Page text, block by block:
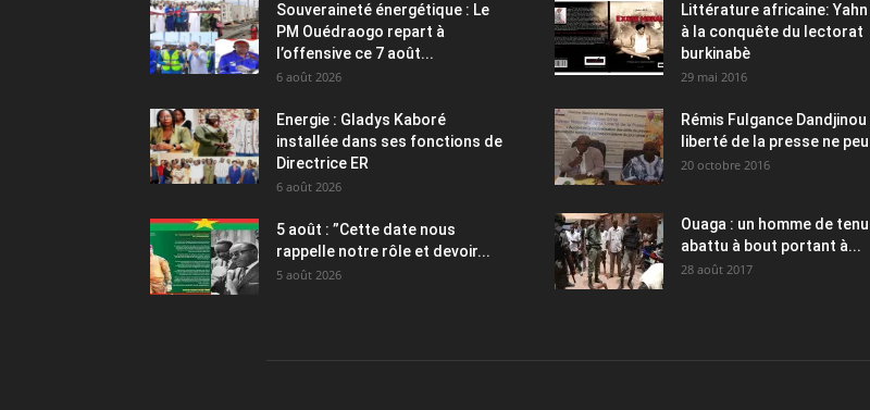
Souveraineté énergétique : Le
PM Ouédraogo repart à
l’offensive ce 7 août...
6 août 2026
Energie : Gladys Kaboré
installée dans ses fonctions de
Directrice ER
6 août 2026
5 août : ”Cette date nous
rappelle notre rôle et devoir...
5 août 2026
Littérature africaine: Yahn
à la conquête du lectorat
burkinabè
29 mai 2016
Rémis Fulgance Dandjinou
liberté de la presse ne
20 octobre 2016
Ouaga : un homme de
abattu à bout portant à...
28 août 2017